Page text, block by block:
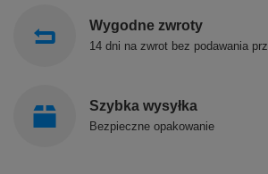
Wygodne zwroty
14 dni na zwrot bez podawania
Szybka wysyłka
Bezpieczne opakowanie